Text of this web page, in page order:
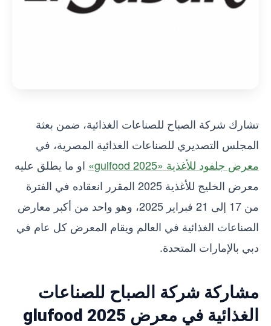
تشارك شركة الصباح للصناعات الغذائية، ضمن بعثة
المجلس التصديري للصناعات الغذائية المصرية، في
معرض جلفود للأغذية «gulfood 2025»
او ما يطلق عليه
معرض الخليج للأغذية 2025 المقرر انعقاده في الفترة
من 17 إلى 21 فبراير 2025، وهو واحد من أكبر معارض
الصناعات الغذائية في العالم ويقام المعرض كل عام في
دبي بالإمارات المتحدة.
مشاركة شركة الصباح للصناعات
الغذائية في معرض glufood 2025